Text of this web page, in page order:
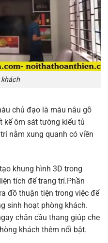
chủ đạo là màu nâu gỗ
kế ôm sát tường kiểu tủ
nằm xung quanh có viền
khung hình 3D trong
tích để trang trí.Phần
đồ thuận tiện trong việc để
sinh hoạt phòng khách.
chân cầu thang giúp che
khách thêm nổi bật.